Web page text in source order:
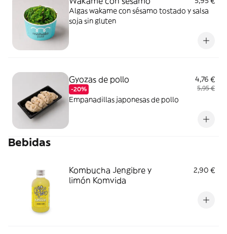
Algas wakame con sésamo tostado y salsa
soja sin gluten
Gyozas de pollo
-20%
4,76 €
5,95 €
Empanadillas japonesas de pollo
Bebidas
Kombucha Jengibre y
limón Komvida
2,90 €